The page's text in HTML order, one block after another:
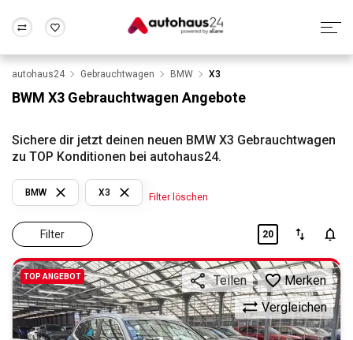
Wir bewerten dein Auto
Alle Fragen & Antworten
Rund um die Inzahlungnahme
Frankfurt Wuppertal
autohaus24 Gebrauchtwagen BMW X3
BWM X3 Gebrauchtwagen Angebote
Sichere dir jetzt deinen neuen BMW X3 Gebrauchtwagen
zu TOP Konditionen bei autohaus24.
Filter
BMW X3 Filter löschen
20
TOP ANGEBOT
Vergleichen
Teilen Merken